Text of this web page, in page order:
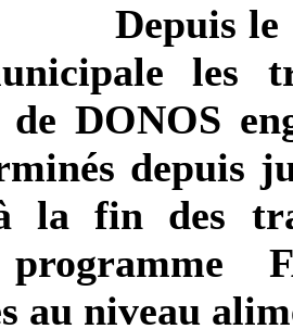
Depuis
les
DONOS
depuis
la fin des
programme
au niveau